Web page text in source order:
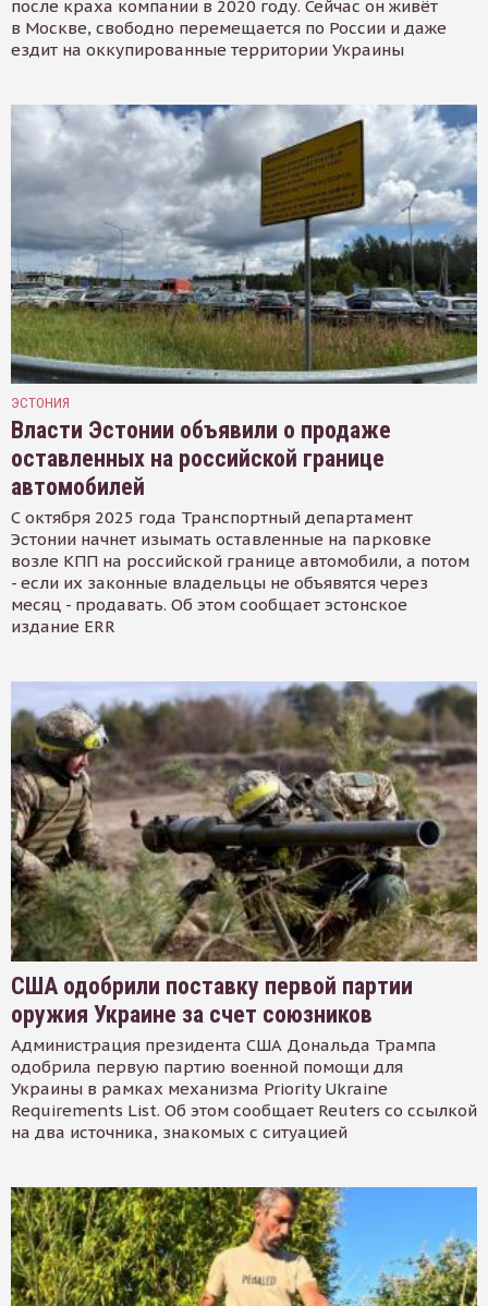
после краха компании в 2020 году. Сейчас он живёт
в Москве, свободно перемещается по России и даже
ездит на оккупированные территории Украины
ЭСТОНИЯ
Власти Эстонии объявили о продаже
оставленных на российской границе
автомобилей
С октября 2025 года Транспортный департамент
Эстонии начнет изымать оставленные на парковке
возле КПП на российской границе автомобили, а потом
- если их законные владельцы не объявятся через
месяц - продавать. Об этом сообщает эстонское
издание ERR
США одобрили поставку первой партии
оружия Украине за счет союзников
Администрация президента США Дональда Трампа
одобрила первую партию военной помощи для
Украины в рамках механизма Priority Ukraine
Requirements List. Об этом сообщает Reuters со ссылкой
на два источника, знакомых с ситуацией